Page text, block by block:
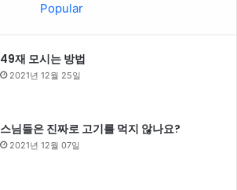
Popular
49재 모시는 방법
2021년 12월 25일
스님들은 진짜로 고기를 먹지 않나요?
2021년 12월 07일